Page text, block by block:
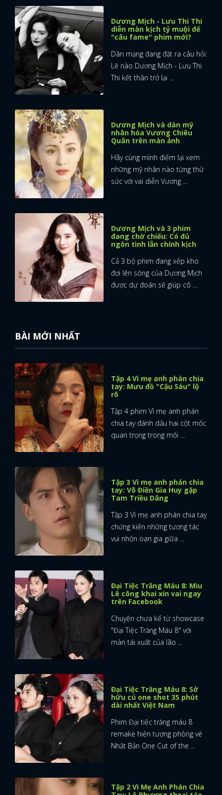
Dương Mịch - Lưu Thi Thi
diễn màn kịch tỷ muội để
"câu fame" phim mới?
Dân mạng đang đặt ra câu hỏi:
Lẽ nào Dương Mịch - Lưu Thi
Thi kết thân trở lại ...
Dương Mịch và dàn mỹ
nhân hóa Vương Chiêu
Quân trên màn ảnh
Hãy cùng mình điểm lại xem
những mỹ nhân nào từng thử
sức với vai diễn Vương ...
Dương Mịch và 3 phim
đang chờ chiếu: Có đủ
ngôn tình lẫn chính kịch
Cả 3 bộ phim đang xếp kho
đợi lên sóng của Dương Mịch
được dự đoán sẽ giúp cô ...
BÀI MỚI NHẤT
Tập 4 Vì mẹ anh phán chia
tay: Mưu đồ "Cậu Sáu" lộ
rõ
Tập 4 phim Vì mẹ anh phán
chia tay đánh dấu hai cột mốc
quan trọng trong mối ...
Tập 3 Vì mẹ anh phán chia
tay: Võ Điền Gia Huy gặp
Tam Triều Dâng
Tập 3 Vì mẹ anh phán chia tay
chứng kiến những tương tác
vui nhộn oan gia giữa ...
Đại Tiệc Trăng Máu 8: Miu
Lê công khai xin vai ngay
trên Facebook
Chuyện chưa kể từ showcase
"Đại Tiệc Trăng Máu 8" với
màn tái xuất của lão ...
Đại Tiệc Trăng Máu 8: Sở
hữu cú one shot 35 phút
dài nhất Việt Nam
Phim Đại tiệc trăng máu 8
remake hiện tượng phòng vé
Nhật Bản One Cut of the ...
Tập 2 Vì Mẹ Anh Phán Chia